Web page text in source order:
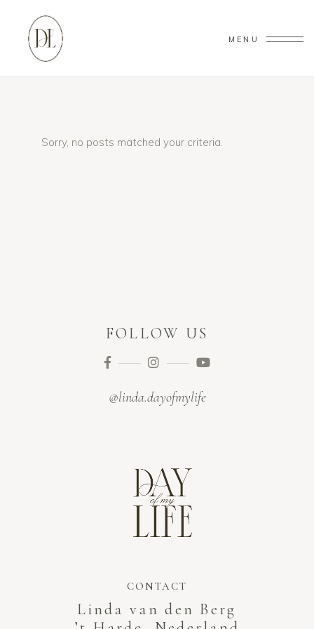
MENU
Sorry, no posts matched your criteria.
FOLLOW US
@linda.dayofmylife
CONTACT
Linda van den Berg